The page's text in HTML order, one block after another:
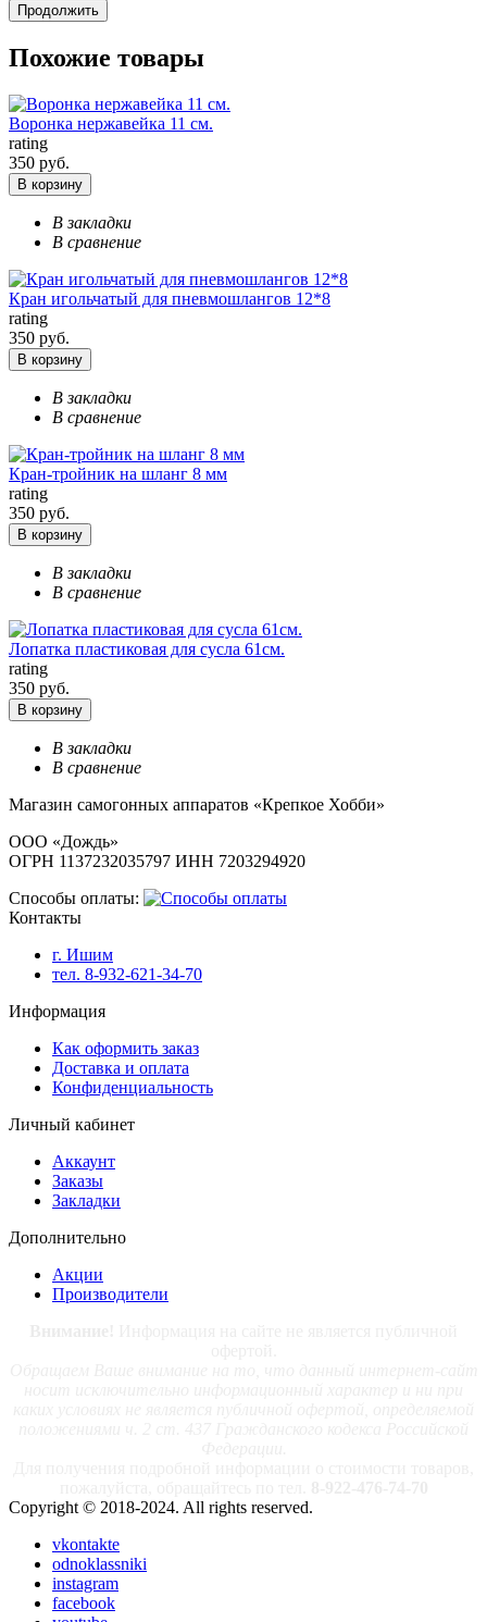
Продолжить
Похожие товары
Воронка нержавейка 11 см.
rating
350 руб.
В корзину
В закладки
В сравнение
Кран игольчатый для пневмошлангов 12*8
rating
350 руб.
В корзину
В закладки
В сравнение
Кран-тройник на шланг 8 мм
rating
350 руб.
В корзину
В закладки
В сравнение
Лопатка пластиковая для сусла 61см.
rating
350 руб.
В корзину
В закладки
В сравнение
Магазин самогонных аппаратов «Крепкое Хобби»
ООО «Дождь»
ОГРН 1137232035797 ИНН 7203294920
Способы оплаты:
Контакты
г. Ишим
тел. 8-932-621-34-70
Информация
Как оформить заказ
Доставка и оплата
Конфиденциальность
Личный кабинет
Аккаунт
Заказы
Закладки
Дополнительно
Акции
Производители
Copyright © 2018-2024. All rights reserved.
vkontakte
odnoklassniki
instagram
facebook